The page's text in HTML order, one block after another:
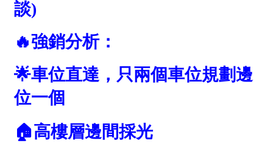
格局
不拘
2房 3房